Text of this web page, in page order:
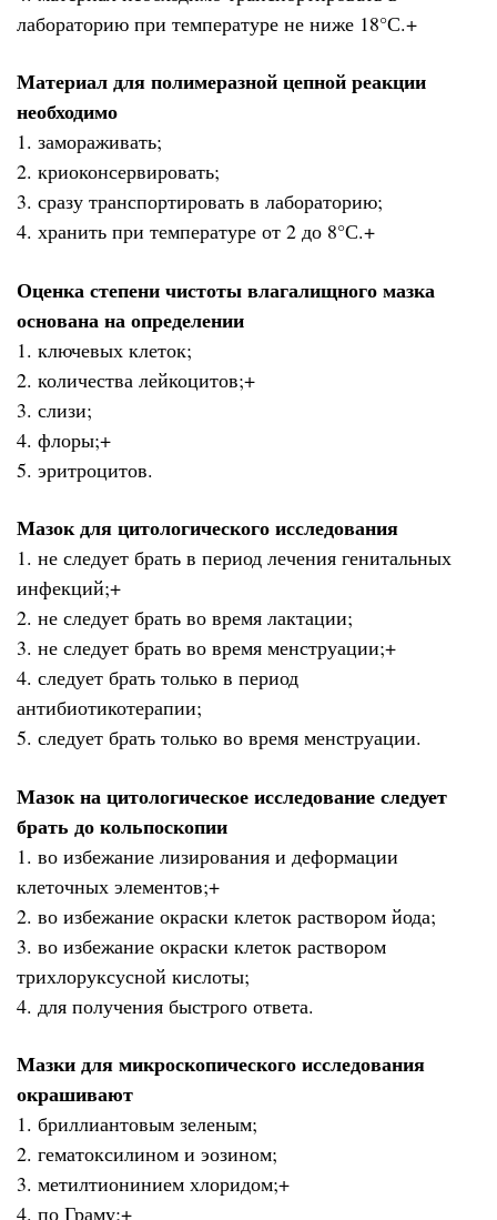
лабораторию при температуре не ниже 18°С.+
Материал для полимеразной цепной реакции
необходимо
1. замораживать;
2. криоконсервировать;
3. сразу транспортировать в лабораторию;
4. хранить при температуре от 2 до 8°С.+
Оценка степени чистоты влагалищного мазка
основана на определении
1. ключевых клеток;
2. количества лейкоцитов;+
3. слизи;
4. флоры;+
5. эритроцитов.
Мазок для цитологического исследования
1. не следует брать в период лечения генитальных
инфекций;+
2. не следует брать во время лактации;
3. не следует брать во время менструации;+
4. следует брать только в период
антибиотикотерапии;
5. следует брать только во время менструации.
Мазок на цитологическое исследование следует
брать до кольпоскопии
1. во избежание лизирования и деформации
клеточных элементов;+
2. во избежание окраски клеток раствором йода;
3. во избежание окраски клеток раствором
трихлоруксусной кислоты;
4. для получения быстрого ответа.
Мазки для микроскопического исследования
окрашивают
1. бриллиантовым зеленым;
2. гематоксилином и эозином;
3. метилтионинием хлоридом;+
4. по Граму;+